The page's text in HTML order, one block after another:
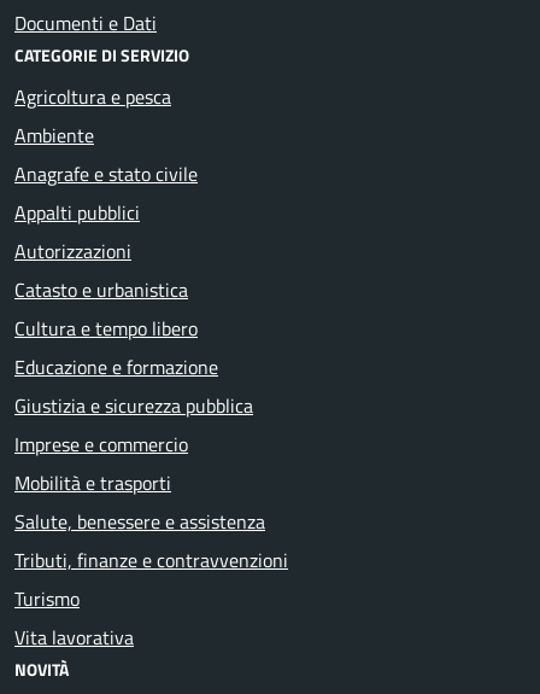
Documenti e Dati
CATEGORIE DI SERVIZIO
Agricoltura e pesca
Ambiente
Anagrafe e stato civile
Appalti pubblici
Autorizzazioni
Catasto e urbanistica
Cultura e tempo libero
Educazione e formazione
Giustizia e sicurezza pubblica
Imprese e commercio
Mobilità e trasporti
Salute, benessere e assistenza
Tributi, finanze e contravvenzioni
Turismo
Vita lavorativa
NOVITÀ